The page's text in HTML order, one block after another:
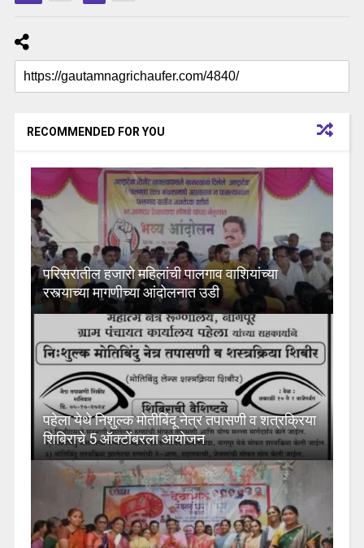
RECOMMENDED FOR YOU
परिसरातील हजारो महिलांची पालगाव वाशियांच्या
रस्त्याच्या मागणीच्या आंदोलनात उडी
पहेला येथे निशुल्क मोतीबिंदू नेत्र तपासणी व शत्रक्रिया
शिबिराचे 5 ऑक्टोंबरला आयोजन